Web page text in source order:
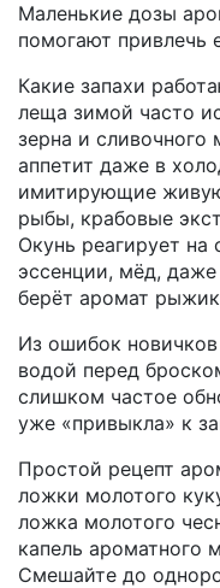
Маленькие дозы
помогают привлечь
Какие запахи
леща зимой часто
зерна и
аппетит даже в
имитирующие
рыбы, крабовые
Окунь реагирует на
эссенции, мёд,
берёт аромат
Из ошибок
водой перед
слишком частое
уже «привыкла» к
Простой рецепт
ложки молотого
ложка молотого
капель ароматного
Смешайте до